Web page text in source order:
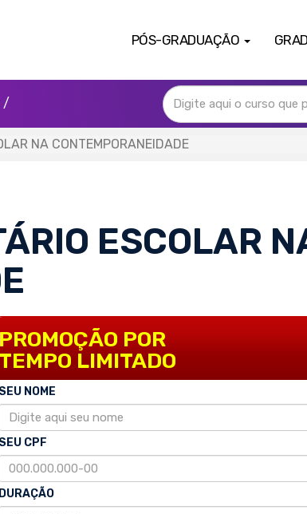
PÓS-GRADUAÇÃO
/
NA CONTEMPORANEIDADE
ESCOLAR
PROMOÇÃO POR
TEMPO LIMITADO
SEU NOME
SEU CPF
DURAÇÃO